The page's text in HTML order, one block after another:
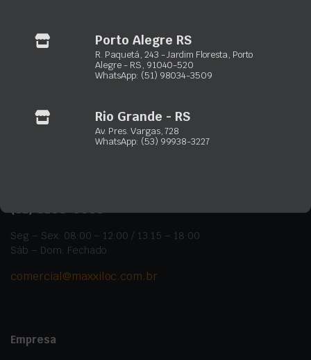
Gravataí – RS:
R. Elmo Lenz, 2050 – Vera Cruz
(51) 2850-0310
Seg – Sex: 08:00 – 12:00 / 13:15 – 18:00
Sáb – Dom: Fechado
comercial@maxxiloc.com.br
Empresa
Porto Alegre RS
R. Paquetá, 243 - Jardim Floresta, Porto
Alegre - RS, 91040-520
WhatsApp: (51) 98034-3509
Rio Grande - RS
Av. Pres. Vargas, 728
WhatsApp: (53) 99938-3227